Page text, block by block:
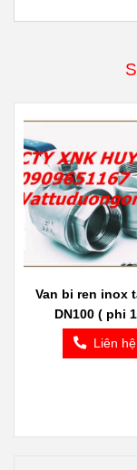
Van bi ren inox
DN100 ( phi
Liên hệ